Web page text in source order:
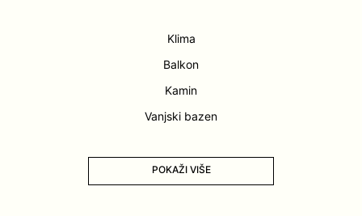
Klima
Balkon
Kamin
Vanjski bazen
POKAŽI VIŠE